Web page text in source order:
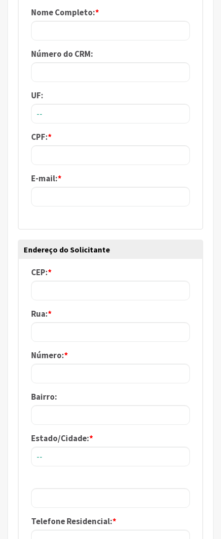
Nome Completo:*
Número do CRM:
UF:
CPF:*
E-mail:*
Endereço do Solicitante
CEP:*
Rua:*
Número:*
Bairro:
Estado/Cidade:*
Telefone Residencial:*